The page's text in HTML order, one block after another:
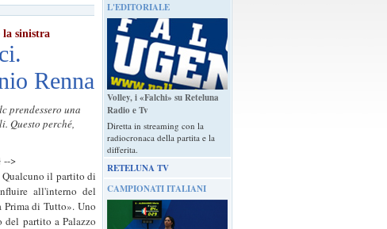
la sinistra
Renna
prendessero una
Questo perché,
-->
il partito di
all'interno del
di Tutto». Uno
partito a Palazzo
L'EDITORIALE
Volley, i «Falchi» su Reteluna
Radio e Tv
Diretta in streaming con la
radiocronaca della partita e la
differita.
RETELUNA TV
CAMPIONATI ITALIANI